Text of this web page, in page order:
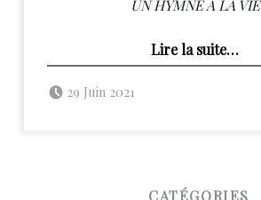
UN HYMNE A LA VIE
Lire la suite“Chantal Adam Sculptrice — Voyageuse des Métamorphoses à soi…”
…
29 Juin 2021